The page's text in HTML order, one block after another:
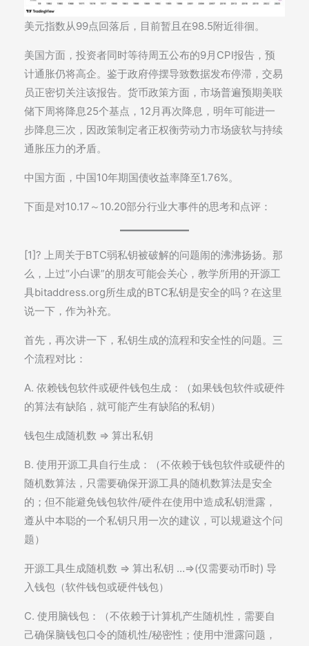
美元指数从99点回落后，目前暂且在98.5附近徘徊。
美国方面，投资者同时等待周五公布的9月CPI报告，预
计通胀仍将高企。鉴于政府停摆导致数据发布停滞，交易
员正密切关注该报告。货币政策方面，市场普遍预期美联
储下周将降息25个基点，12月再次降息，明年可能进一
步降息三次，因政策制定者正权衡劳动力市场疲软与持续
通胀压力的矛盾。
中国方面，中国10年期国债收益率降至1.76%。
下面是对10.17～10.20部分行业大事件的思考和点评：
[1]? 上周关于BTC弱私钥被破解的问题闹的沸沸扬扬。那
么，上过“小白课”的朋友可能会关心，教学所用的开源工
具bitaddress.org所生成的BTC私钥是安全的吗？在这里
说一下，作为补充。
首先，再次讲一下，私钥生成的流程和安全性的问题。三
个流程对比：
A. 依赖钱包软件或硬件钱包生成：（如果钱包软件或硬件
的算法有缺陷，就可能产生有缺陷的私钥）
钱包生成随机数 => 算出私钥
B. 使用开源工具自行生成：（不依赖于钱包软件或硬件的
随机数算法，只需要确保开源工具的随机数算法是安全
的；但不能避免钱包软件/硬件在使用中造成私钥泄露，
遵从中本聪的一个私钥只用一次的建议，可以规避这个问
题）
开源工具生成随机数 => 算出私钥 …=>(仅需要动币时) 导
入钱包（软件钱包或硬件钱包）
C. 使用脑钱包：（不依赖于计算机产生随机性，需要自
己确保脑钱包口令的随机性/秘密性；使用中泄露问题，